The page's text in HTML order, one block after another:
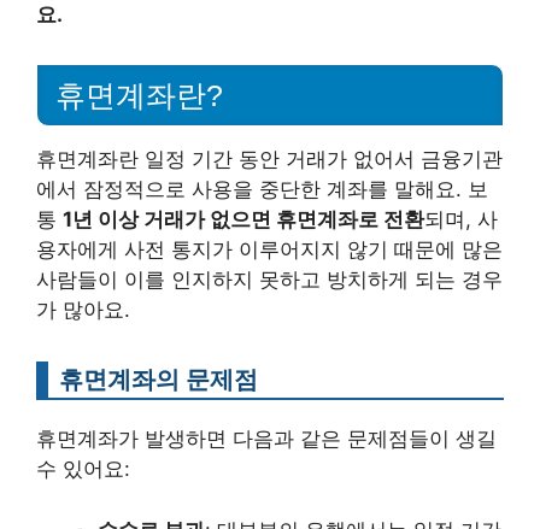
요.
휴면계좌란?
휴면계좌란 일정 기간 동안 거래가 없어서 금융기관
에서 잠정적으로 사용을 중단한 계좌를 말해요. 보
통 1년 이상 거래가 없으면 휴면계좌로 전환되며, 사
용자에게 사전 통지가 이루어지지 않기 때문에 많은
사람들이 이를 인지하지 못하고 방치하게 되는 경우
가 많아요.
휴면계좌의 문제점
휴면계좌가 발생하면 다음과 같은 문제점들이 생길
수 있어요: